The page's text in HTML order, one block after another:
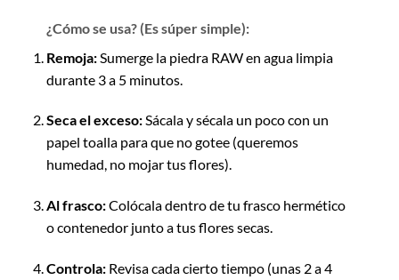
¿Cómo se usa? (Es súper simple):
Remoja:Sumerge la piedra RAW en agua limpia
durante 3 a 5 minutos.
Seca el exceso:Sácala y sécala un poco con un
papel toalla para que no gotee (queremos
humedad, no mojar tus flores).
Al frasco:Colócala dentro de tu frasco hermético
o contenedor junto a tus flores secas.
Controla:Revisa cada cierto tiempo (unas 2 a 4